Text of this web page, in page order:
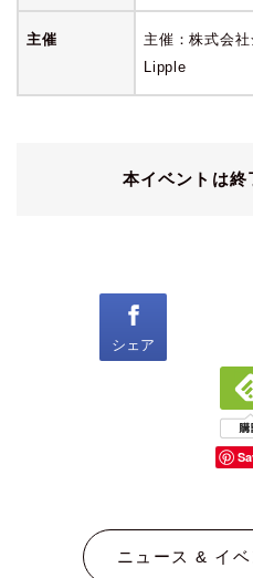
主催
主催：株式会
Lipple
本イベントは終
シェア
ニュース & イ